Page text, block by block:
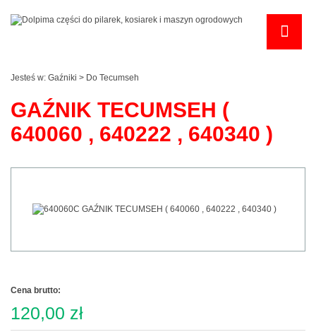
Jesteś w: Gaźniki > Do Tecumseh
GAŹNIK TECUMSEH (
640060 , 640222 , 640340 )
Cena brutto:
120,00 zł